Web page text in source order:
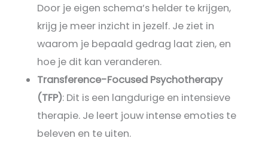
Door je eigen schema’s helder te krijgen,
krijg je meer inzicht in jezelf. Je ziet in
waarom je bepaald gedrag laat zien, en
hoe je dit kan veranderen.
Transference-Focused Psychotherapy
(TFP): Dit is een langdurige en intensieve
therapie. Je leert jouw intense emoties te
beleven en te uiten.